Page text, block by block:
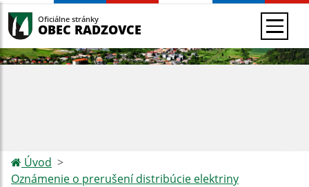
Oficiálne stránky
OBEC RADZOVCE
Úvod
Oznámenie o prerušení distribúcie elektriny